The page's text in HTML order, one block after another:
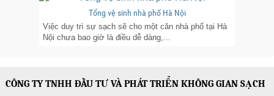
Tổng vệ sinh nhà phố Hà Nội
Việc duy trì sự sạch sẽ cho một căn nhà phố tại Hà
Nội chưa bao giờ là điều dễ dàng,...
CÔNG TY TNHH ĐẦU TƯ VÀ PHÁT TRIỂN KHÔNG GIAN SẠCH